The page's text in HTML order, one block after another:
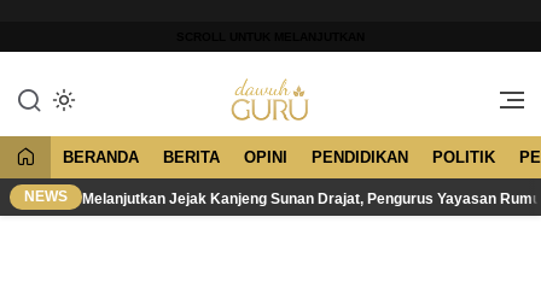
konten
Dawuh Guru
Merawat Tradisi, Membangun
BERANDA BERITA OPINI PENDIDIKAN POLITIK
NEWS Melanjutkan Jejak Kanjeng Sunan Drajat, Pengurus Yayasan